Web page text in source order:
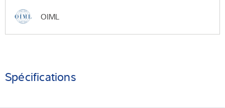
OIML
Spécifications